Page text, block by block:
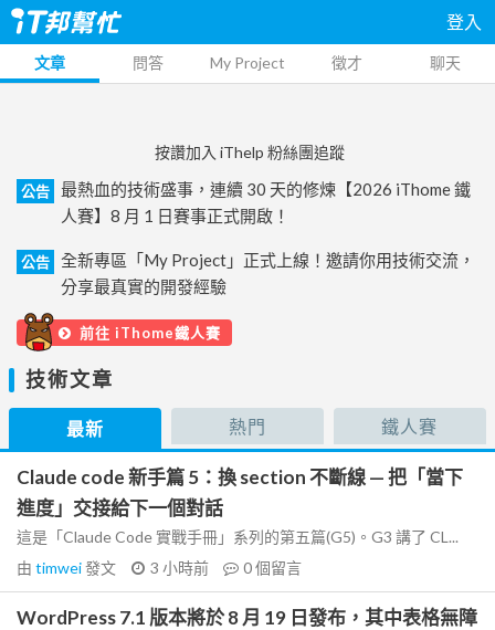
登入
文章 問答 My Project 徵才 聊天
按讚加入 iThelp 粉絲團追蹤
公告
最熱血的技術盛事，連續 30 天的修煉【2026 iThome 鐵
人賽】8 月 1 日賽事正式開啟！
公告
全新專區「My Project」正式上線！邀請你用技術交流，
分享最真實的開發經驗
前往 iThome鐵人賽
技術文章
最新 熱門 鐵人賽
Claude code 新手篇 5：換 section 不斷線 — 把「當下
進度」交接給下一個對話
這是「Claude Code 實戰手冊」系列的第五篇(G5)。G3 講了 CL...
由 timwei發文 3 小時前 0個留言
WordPress 7.1 版本將於 8 月 19 日發布，其中表格無障